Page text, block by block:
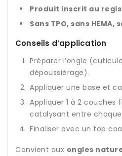
Produit inscrit au
Sans TPO, sans HEMA,
Conseils d’application
Préparer l’ongle
dépoussiérage).
Appliquer une base et
Appliquer 1 à 2 couches
catalysant entre
Finaliser avec un top
Convient aux ongles